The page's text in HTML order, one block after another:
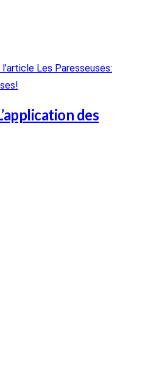
des